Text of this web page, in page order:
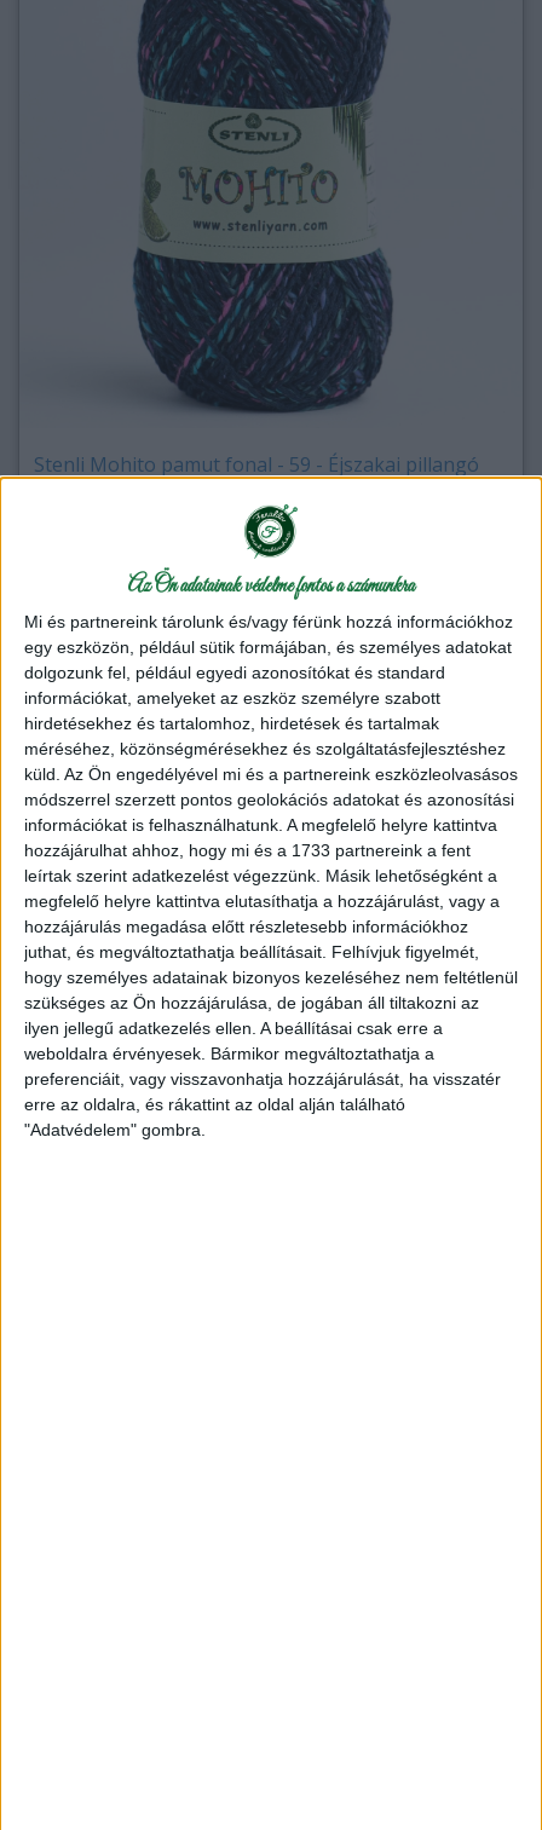
Az Ön adatainak védelme fontos a számunkra
Mi és partnereink tárolunk és/vagy férünk hozzá információkhoz
egy eszközön, például sütik formájában, és személyes adatokat
dolgozunk fel, például egyedi azonosítókat és standard
információkat, amelyeket az eszköz személyre szabott
hirdetésekhez és tartalomhoz, hirdetések és tartalmak
méréséhez, közönségmérésekhez és szolgáltatásfejlesztéshez
küld. Az Ön engedélyével mi és a partnereink eszközleolvasásos
módszerrel szerzett pontos geolokációs adatokat és azonosítási
információkat is felhasználhatunk. A megfelelő helyre kattintva
hozzájárulhat ahhoz, hogy mi és a 1733 partnereink a fent
leírtak szerint adatkezelést végezzünk. Másik lehetőségként a
megfelelő helyre kattintva elutasíthatja a hozzájárulást, vagy a
hozzájárulás megadása előtt részletesebb információkhoz
juthat, és megváltoztathatja beállításait. Felhívjuk figyelmét,
hogy személyes adatainak bizonyos kezeléséhez nem feltétlenül
szükséges az Ön hozzájárulása, de jogában áll tiltakozni az
ilyen jellegű adatkezelés ellen. A beállításai csak erre a
weboldalra érvényesek. Bármikor megváltoztathatja a
preferenciáit, vagy visszavonhatja hozzájárulását, ha visszatér
erre az oldalra, és rákattint az oldal alján található
"Adatvédelem" gombra.
Stenli Mohito pamut fonal - 59 - Éjszakai pillangó
Termék adatlap
/ motring
db Kosárba